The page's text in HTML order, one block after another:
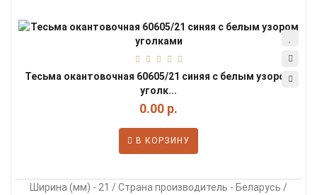
Тесьма окантовочная 60605/21 синяя с белым узором
уголк...
0.00 р.
В КОРЗИНУ
Ширина (мм) - 21 / Страна производитель - Беларусь /